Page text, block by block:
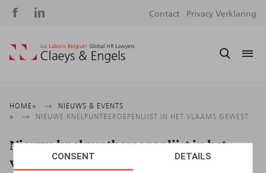
CONSENT DETAILS
Social
Contact Privacy Verklaring
Kruimelpad
HOME
NIEUWS & EVENTS
NIEUWE KNELPUNTBEROEPENLIJST IN HET VLAAMS GEWEST
Nieuwe knelpuntberoepenlijst in het
Vlaams Gewest